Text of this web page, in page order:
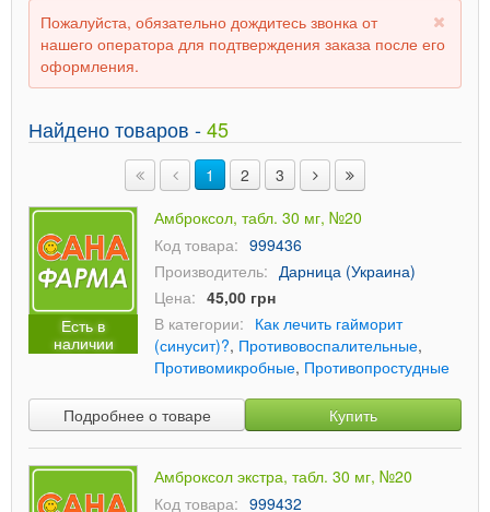
Пожалуйста, обязательно дождитесь звонка от
нашего оператора для подтверждения заказа после его
оформления.
Найдено товаров -45
1 2 3
Есть в
наличии
Амброксол, табл. 30 мг, №20
Код товара: 999436
Производитель: Дарница (Украина)
Цена: 45,00 грн
В категории: Как лечить гайморит
(синусит)?, Противовоспалительные,
Противомикробные, Противопростудные
Подробнее о товаре Купить
Амброксол экстра, табл. 30 мг, №20
Код товара: 999432